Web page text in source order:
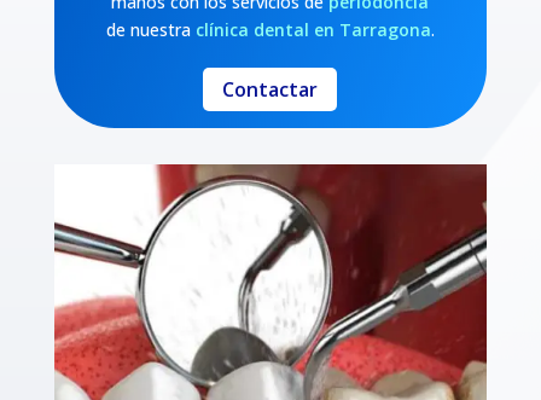
de nuestra clínica dental en Tarragona.
Contactar